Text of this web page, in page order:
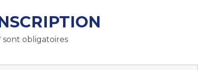
sont obligatoires